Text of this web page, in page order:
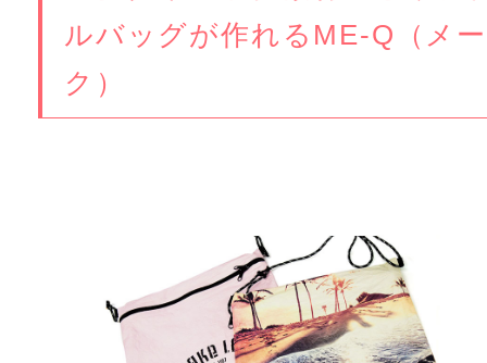
ルバッグが作れるME-Q（メー
ク）